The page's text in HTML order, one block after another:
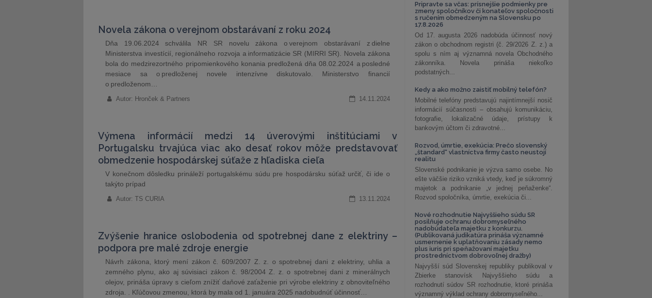
Novela zákona o verejnom obstarávaní z roku 2024
Dňa 19.06.2024 schválila NR SR novelu zákona o verejnom obstarávaní z dielne
Ministerstva investícií, regionálneho rozvoja a informatizácie SR (MIRRI SR). Novela zákona
bola do medzirezortného pripomienkového konania predložená dňa 08.02.2024 a posledné
mesiace sa o predloženej novele intenzívne diskutovalo. Ministerstvo financií
o predloženom…
Autor: Hronček & Partners 14.11.2024
Výmena informácií medzi 14 úverovými inštitúciami v
Portugalsku trvajúca viac ako desať rokov môže predstavovať
obmedzenie hospodárskej súťaže z hľadiska cieľa
V konečnom dôsledku prináleží portugalskému súdu pre hospodársku súťaž určiť, či ide o
takýto prípad
Autor: TS CURIA 13.11.2024
Zvýšenie hranice oslobodenia od spotrebnej dane z elektriny –
podpora pre malé zdroje energie
Návrh zákona, ktorý mení zákon č. 609/2007 Z. z. o spotrebnej dani z elektriny, uhlia a
zemného plynu, ako aj súvisiaci zákon č. 98/2004 Z. z. o spotrebnej dani z minerálnych
olejov, prináša úpravy s cieľom znížiť daňové zaťaženie pri výrobe elektriny z obnoviteľného
zdroja. . Kľúčovou zmenou, ktorá by mala od 1. januára 2025 nadobudnúť účinnosť…
Pripravte sa včas: prísnejšie podmienky pre
zmeny spoločníkov či konateľov spoločnosti
s ručením obmedzeným na Slovensku po
17.8.2026
Od 17. augusta 2026 nadobúda účinnosť nový
zákon o obchodnom registri (č. 29/2026 Z. z.) a
spolu s ním aj významná novela Obchodného
zákonníka. Novela prináša niekoľko
podstatných...
Kedy a ako možno zaistiť mobilný telefón?
Mobilné telefóny predstavujú najintímnejší nosič
informácií súčasnosti – obsahujú komunikáciu,
fotografie, lokalizačné údaje, prístupy k
bankovým účtom či zdravotné...
Rozvod, úmrtie, exekúcia: Prečo slovenský
„štandard“ vlastníctva firmy často neustojí
realitu
Slovenské podnikanie je výzva samo osebe. No
ešte väčšie riziko vzniká vtedy, keď je súkromný
majetok a podnikanie „v jednej peňaženke“.
Rozvod spoločníka, úmrtie, exekúcia či...
Nové rozhodnutie Najvyššieho súdu SR
posilňuje ochranu dobromyseľného
nadobúdateľa majetku z konkurzu.
(Publikovaná judikatúra prináša významné
usmernenie k uplatňovaniu zásady nemo
plus iuris pri speňažovaní majetku
prostredníctvom dobrovoľnej dražby)
Najvyšší súd Slovenskej republiky publikoval v
Zbierke stanovísk Najvyššieho súdu a
rozhodnutí súdov SR rozhodnutie, ktoré prináša
významný výklad ochrany dobromyseľného...